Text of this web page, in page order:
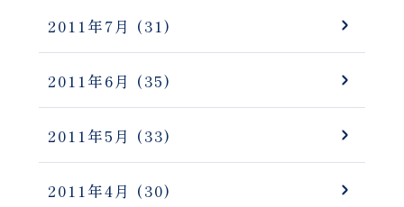
2011年7月 (31)
2011年6月 (35)
2011年5月 (33)
2011年4月 (30)